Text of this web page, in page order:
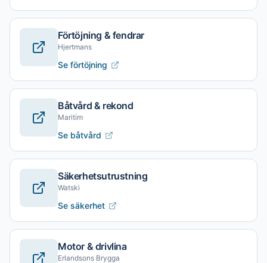
Förtöjning & fendrar
Hjertmans
Se förtöjning
Båtvård & rekond
Maritim
Se båtvård
Säkerhetsutrustning
Watski
Se säkerhet
Motor & drivlina
Erlandsons Brygga